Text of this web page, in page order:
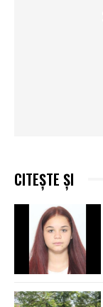
CITEȘTE ȘI